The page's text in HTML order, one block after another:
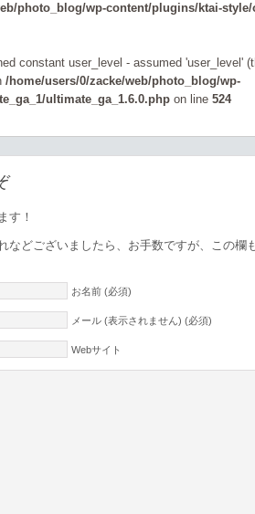
photo_blog/wp-content/plugins/ktai-
constant user_level - assumed 'user_level'
/home/users/0/zacke/web/photo_blog/wp-
ultimate_ga_1.6.0.php on line 524
す！
などございましたら、お手数ですが、この欄
お名前 (必須)
メール (表示されません) (必須)
Webサイト